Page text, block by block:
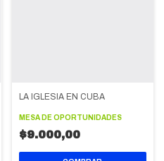
LA IGLESIA EN CUBA
MESA DE OPORTUNIDADES
$9.000,00